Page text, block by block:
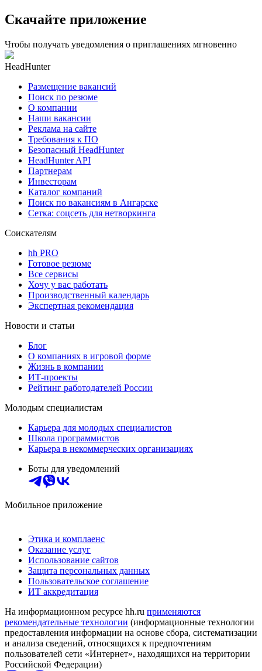
Скачайте приложение
Чтобы получать уведомления о приглашениях мгновенно
HeadHunter
Размещение вакансий
Поиск по резюме
О компании
Наши вакансии
Реклама на сайте
Требования к ПО
Безопасный HeadHunter
HeadHunter API
Партнерам
Инвесторам
Каталог компаний
Поиск по вакансиям в Ангарске
Сетка: соцсеть для нетворкинга
Соискателям
hh PRO
Готовое резюме
Все сервисы
Хочу у вас работать
Производственный календарь
Экспертная рекомендация
Новости и статьи
Блог
О компаниях в игровой форме
Жизнь в компании
ИТ-проекты
Рейтинг работодателей России
Молодым специалистам
Карьера для молодых специалистов
Школа программистов
Карьера в некоммерческих организациях
Боты для уведомлений
Мобильное приложение
Этика и комплаенс
Оказание услуг
Использование сайтов
Защита персональных данных
Пользовательское соглашение
ИТ аккредитация
На информационном ресурсе hh.ru применяются
рекомендательные технологии (информационные технологии
предоставления информации на основе сбора, систематизации
и анализа сведений, относящихся к предпочтениям
пользователей сети «Интернет», находящихся на территории
Российской Федерации)